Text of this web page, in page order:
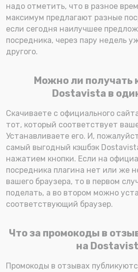
надо отметить, что в разное
максимум предлагают разные
если сегодня наилучшее
посредника, через пару недель
другого.
Можно ли получать
Dostavista в
Скачиваете с официального
тот, который соответствует
Устанавливаете его. И,
самый выгодный кэшбэк
нажатием кнопки. Если на
посредника плагина нет или же
вашего браузера, то в первом
поделать, а во втором можно
соответствующий браузер.
Что за промокоды в
на
Промокоды в отзывах